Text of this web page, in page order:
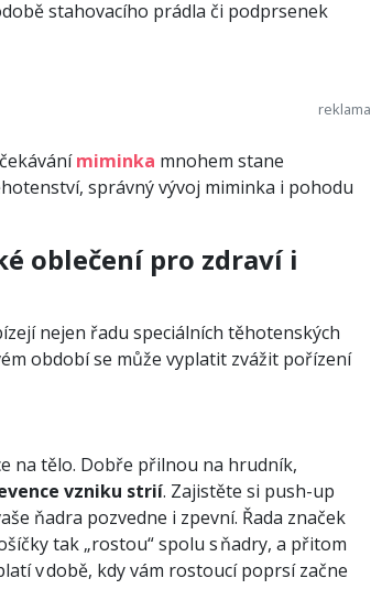
stahovacího prádla či podprsenek
miminka mnohem stane
správný vývoj miminka i pohodu
oblečení pro zdraví i
nejen řadu speciálních těhotenských
období se může vyplatit zvážit pořízení
na tělo. Dobře přilnou na hrudník,
vzniku strií. Zajistěte si push-up
ňadra pozvedne i zpevní. Řada značek
tak „rostou“ spolu s ňadry, a přitom
v době, kdy vám rostoucí poprsí začne